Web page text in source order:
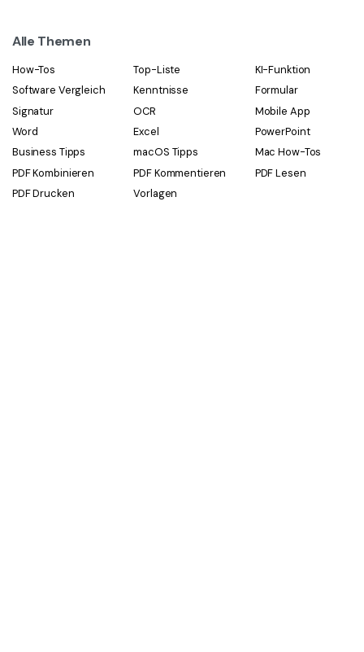
Alle Themen
How-Tos Top-Liste
KI-Funktion
Software Vergleich
Kenntnisse
Formular
Signatur
OCR
Mobile App
Word
Excel
PowerPoint
Business Tipps
macOS Tipps
Mac How-Tos
PDF Kombinieren
PDF Kommentieren
PDF Lesen
PDF Drucken
Vorlagen